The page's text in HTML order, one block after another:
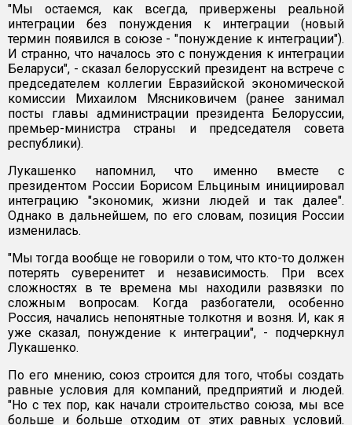
"Мы остаемся, как всегда, привержены реальной
интеграции без понуждения к интеграции (новый
термин появился в союзе - "понуждение к интеграции").
И странно, что началось это с понуждения к интеграции
Беларуси", - сказал белорусский президент на встрече с
председателем коллегии Евразийской экономической
комиссии Михаилом Мясниковичем (ранее занимал
посты главы администрации президента Белоруссии,
премьер-министра страны и председателя совета
республики).
Лукашенко напомнил, что именно вместе с
президентом России Борисом Ельциным инициировал
интеграцию "экономик, жизни людей и так далее".
Однако в дальнейшем, по его словам, позиция России
изменилась.
"Мы тогда вообще не говорили о том, что кто-то должен
потерять суверенитет и независимость. При всех
сложностях в те времена мы находили развязки по
сложным вопросам. Когда разбогатели, особенно
Россия, начались непонятные толкотня и возня. И, как я
уже сказал, понуждение к интеграции", - подчеркнул
Лукашенко.
По его мнению, союз строится для того, чтобы создать
равные условия для компаний, предприятий и людей.
"Но с тех пор, как начали строительство союза, мы все
больше и больше отходим от этих равных условий.